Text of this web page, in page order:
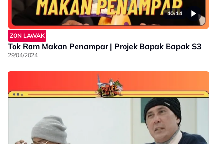
10:14
ZON LAWAK
Tok Ram Makan Penampar | Projek Bapak Bapak S3
29/04/2024